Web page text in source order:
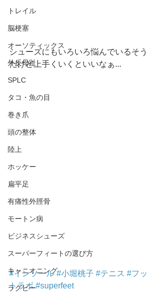
トレイル
脳梗塞
オーソティックス
外反母趾
SPLC
タコ・魚の目
巻き爪
頭の整体
陸上
ホッケー
扁平足
有痛性外脛骨
モートン病
ビジネスシューズ
スーパーフィートの選び方
キャニオニング
ラグビー
シューズにもいろいろ悩んでいるそう
だけど上手くいくといいなぁ...
#インソール #小堀桃子 #テニス #フッ
トラボ #superfeet